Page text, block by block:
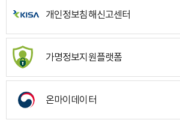
개인정보침해신고센터
가명정보지원플랫폼
온마이데이터